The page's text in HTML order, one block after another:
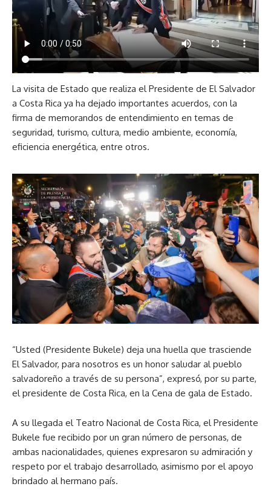
La visita de Estado que realiza el Presidente de El Salvador
a Costa Rica ya ha dejado importantes acuerdos, con la
firma de memorandos de entendimiento en temas de
seguridad, turismo, cultura, medio ambiente, economía,
eficiencia energética, entre otros.
“Usted (Presidente Bukele) deja una huella que trasciende
El Salvador, para nosotros es un honor saludar al pueblo
salvadoreño a través de su persona”, expresó, por su parte,
el presidente de Costa Rica, en la Cena de gala de Estado.
A su llegada el Teatro Nacional de Costa Rica, el Presidente
Bukele fue recibido por un gran número de personas, de
ambas nacionalidades, quienes expresaron su admiración y
respeto por el trabajo desarrollado, asimismo por el apoyo
brindado al hermano país.